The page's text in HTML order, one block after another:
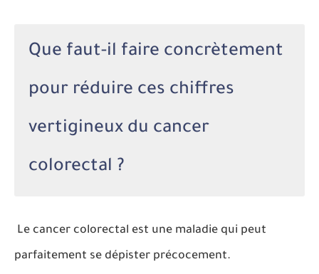
Que faut-il faire concrètement
pour réduire ces chiffres
vertigineux du cancer
colorectal ?
Le cancer colorectal est une maladie qui peut
parfaitement se dépister précocement.